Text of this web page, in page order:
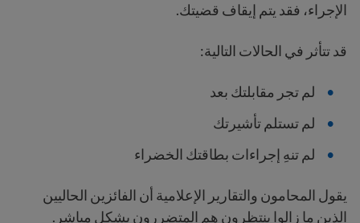
الإجراء، فقد يتم إيقاف قضيتك.
قد تتأثر في الحالات التالية:
لم تجر مقابلتك بعد
لم تستلم تأشيرتك
لم تنهِ إجراءات بطاقتك الخضراء
يقول المحامون والتقارير الإعلامية أن الفائزين الحاليين
الذين ما زالوا ينتظرون هم المتضررون بشكل مباشر.